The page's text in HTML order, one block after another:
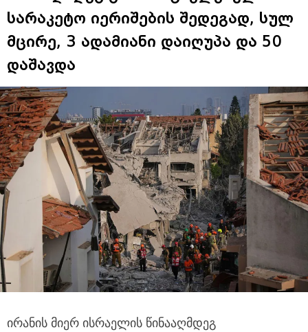
სარაკეტო იერიშების შედეგად, სულ
მცირე, 3 ადამიანი დაიღუპა და 50
დაშავდა
ირანის მიერ ისრაელის წინააღმდეგ